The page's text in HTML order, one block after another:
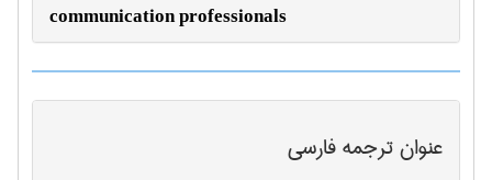
communication professionals
عنوان ترجمه فارسی